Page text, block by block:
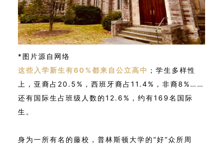
*图片源自网络
这些入学新生有60%都来自公立高中 ；学生多样性
上，亚裔占20.5%，西班牙裔占11.4%，非裔8%……
还有国际生占班级人数的12.6%，约有169名国际
生。
身为一所有名的藤校，普林斯顿大学的“好”众所周